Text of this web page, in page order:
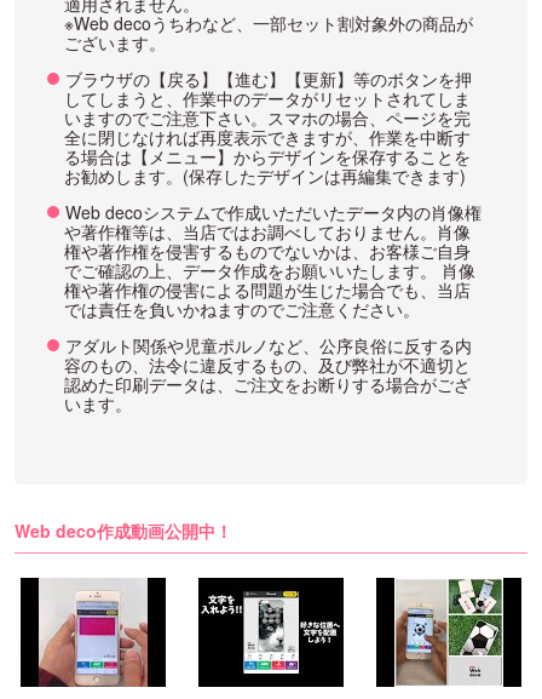
※Web decoうちわなど、一部セット割対象外の商品が
ございます。
ブラウザの【戻る】【進む】【更新】等のボタンを押
してしまうと、作業中のデータがリセットされてしま
いますのでご注意下さい。スマホの場合、ページを完
全に閉じなければ再度表示できますが、作業を中断す
る場合は【メニュー】からデザインを保存することを
お勧めします。(保存したデザインは再編集できます)
Web decoシステムで作成いただいたデータ内の肖像権
や著作権等は、当店ではお調べしておりません。肖像
権や著作権を侵害するものでないかは、お客様ご自身
でご確認の上、データ作成をお願いいたします。 肖像
権や著作権の侵害による問題が生じた場合でも、当店
では責任を負いかねますのでご注意ください。
アダルト関係や児童ポルノなど、公序良俗に反する内
容のもの、法令に違反するもの、及び弊社が不適切と
認めた印刷データは、ご注文をお断りする場合がござ
います。
Web deco作成動画公開中！